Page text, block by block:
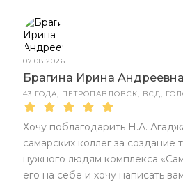
07.08.2026
Брагина Ирина Андреевна
43 ГОДА, ПЕТРОПАВЛОВСК, ВСД,
Хочу поблагодарить Н.А.
самарских коллег за создание
нужного людям комплекса
его на себе и хочу написать